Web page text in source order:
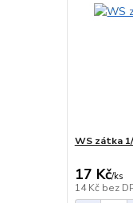
WS zátka
17 Kč/ks
14 Kč bez